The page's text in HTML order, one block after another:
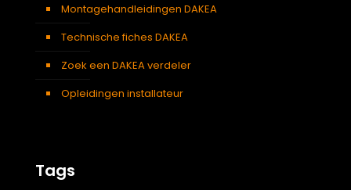
Montagehandleidingen DAKEA
Technische fiches DAKEA
Zoek een DAKEA verdeler
Opleidingen installateur
Tags